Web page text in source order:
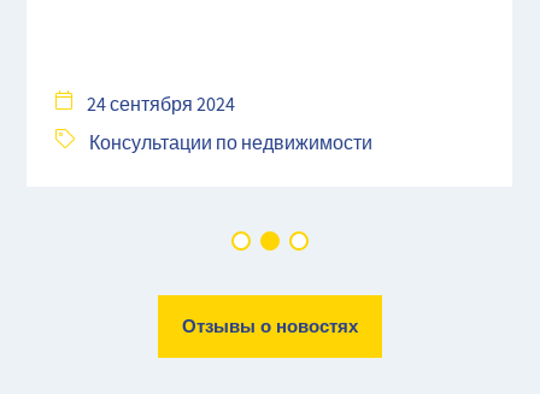
24 сентября 2024
Консультации по недвижимости
Отзывы о новостях